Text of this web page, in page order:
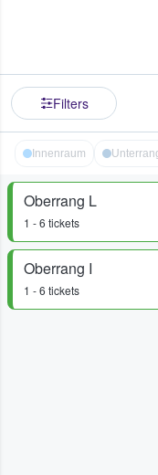
Filters
Innenraum
Oberrang L
1 - 6 tickets
Oberrang I
1 - 6 tickets